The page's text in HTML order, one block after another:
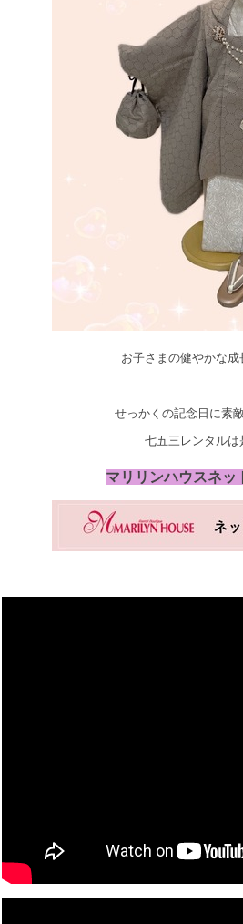
お子さまの健やかな成
せっかくの記念日に素
七五三レンタルは
マリリンハウスネッ